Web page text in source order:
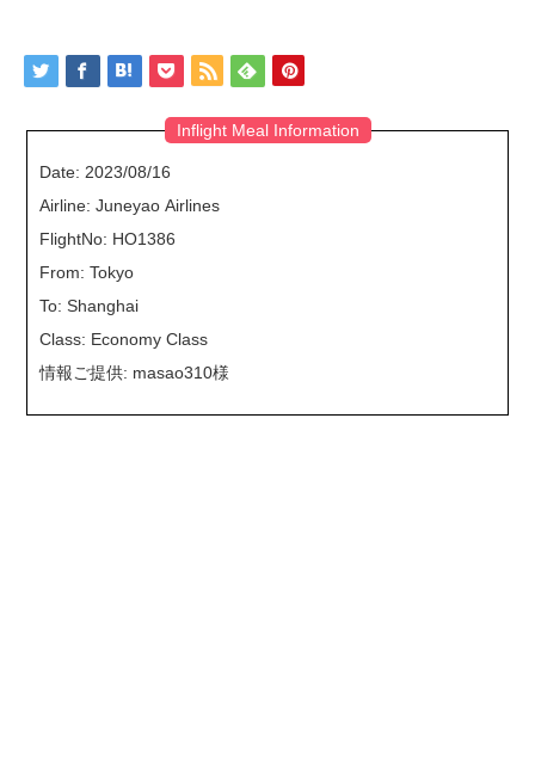
Inflight Meal Information
Date: 2023/08/16
Airline: Juneyao Airlines
FlightNo: HO1386
From: Tokyo
To: Shanghai
Class: Economy Class
情報ご提供: masao310様